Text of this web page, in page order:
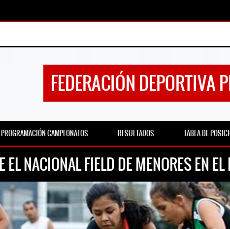
FEDERACIÓN DEPORTIVA
PROGRAMACIÓN CAMPEONATOS RESULTADOS TABLA DE
EL NACIONAL FIELD DE MENORES EN